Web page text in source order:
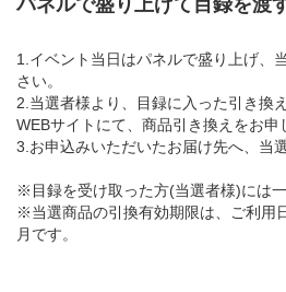
1.イベント当日はパネルで盛り上げ、
さい。
2.当選者様より、目録に入った引き換
WEBサイトにて、商品引き換えをお申
3.お申込みいただいたお届け先へ、当
※目録を受け取った方(当選者様)には
※当選商品の引換有効期限は、ご利用
月です。